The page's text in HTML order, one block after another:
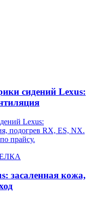
сидений Lexus:
Lexus:
подогрев RX, ES, NX.
прайсу.
засаленная кожа,